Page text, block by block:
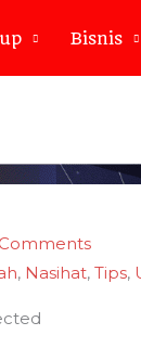
Bisnis
, Nasihat, Tips,